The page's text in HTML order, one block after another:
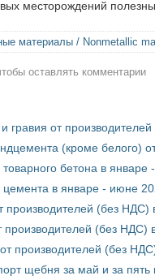
месторождений
материалы / Nonmetallic
оставлять комментарии
гравия от
(кроме белого)
бетона в январе
в январе - июне
производителей (без НДС)
(без НДС)
производителей (без
щебня за май и за